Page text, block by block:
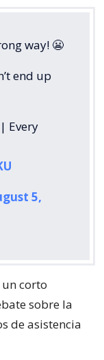
way! 😬
end up
Every
5,
corto
sobre la
de asistencia